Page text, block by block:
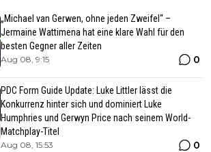
„Michael van Gerwen, ohne jeden Zweifel“ –
Jermaine Wattimena hat eine klare Wahl für den
besten Gegner aller Zeiten
Aug 08, 9:15 0
PDC Form Guide Update: Luke Littler lässt die
Konkurrenz hinter sich und dominiert Luke
Humphries und Gerwyn Price nach seinem World-
Matchplay-Titel
Aug 08, 15:53 0